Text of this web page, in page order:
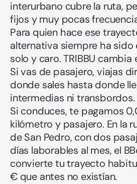
interurbano cubre la ruta,
fijos y muy pocas
Para quien hace ese
alternativa siempre ha sido
solo y caro. TRIBBU cambia
Si vas de pasajero, viajas
donde sales hasta donde
intermedias ni transbordos.
Si conduces, te pagamos
kilómetro y pasajero. En la
de San Pedro, con dos
días laborables al mes, el
convierte tu trayecto
€ que antes no existían.